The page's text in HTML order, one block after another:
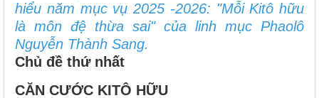
hiểu năm mục vụ 2025 -2026: "Mỗi Kitô hữu
là môn đệ thừa sai" của linh mục Phaolô
Nguyễn Thành Sang.
Chủ đề thứ nhất
CĂN CƯỚC KITÔ HỮU